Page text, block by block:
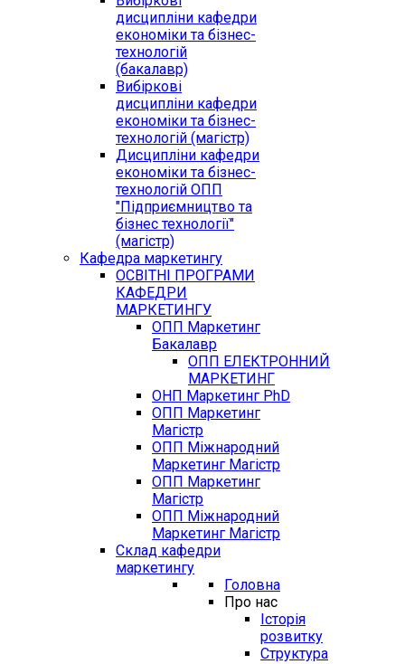
дисципліни кафедри
економіки та бізнес-
технологій
(бакалавр)
Вибіркові
дисципліни кафедри
економіки та бізнес-
технологій (магістр)
Дисципліни кафедри
економіки та бізнес-
технологій ОПП
"Підприємництво та
бізнес технології"
(магістр)
Кафедра маркетингу
ОСВІТНІ ПРОГРАМИ
КАФЕДРИ
МАРКЕТИНГУ
ОПП Маркетинг
Бакалавр
ОПП ЕЛЕКТРОННИЙ
МАРКЕТИНГ
ОНП Маркетинг PhD
ОПП Маркетинг
Магістр
ОПП Міжнародний
Маркетинг Магістр
ОПП Маркетинг
Магістр
ОПП Міжнародний
Маркетинг Магістр
Склад кафедри
маркетингу
Головна
Про нас
Історія
розвитку
Структура